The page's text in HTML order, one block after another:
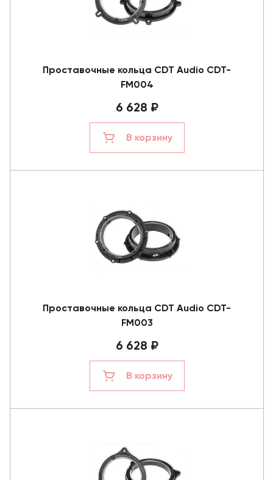
Проставочные кольца CDT Audio CDT-
FM004
6 628 ₽
В корзину
Проставочные кольца CDT Audio CDT-
FM003
6 628 ₽
В корзину